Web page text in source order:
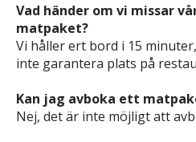
Vad händer om vi missar
matpaket?
Vi håller ert bord i 15
inte garantera plats på
Kan jag avboka ett
Nej, det är inte möjligt att